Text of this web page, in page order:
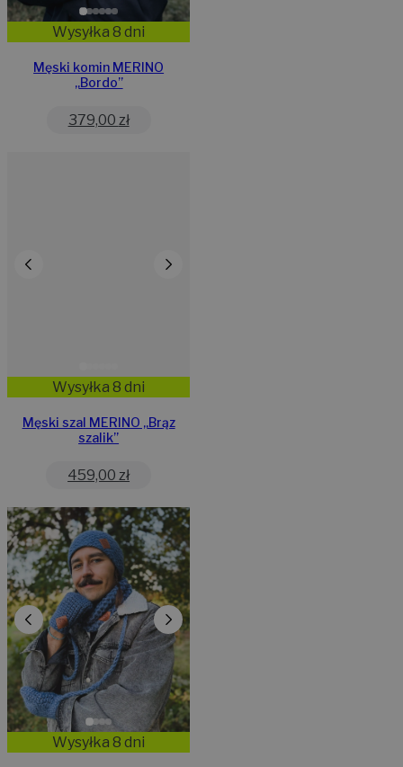
Wysyłka 8 dni
Męski komin MERINO
„Bordo”
379,00 zł
Wysyłka 8 dni
Męski szal MERINO „Brąz
szalik”
459,00 zł
Wysyłka 8 dni